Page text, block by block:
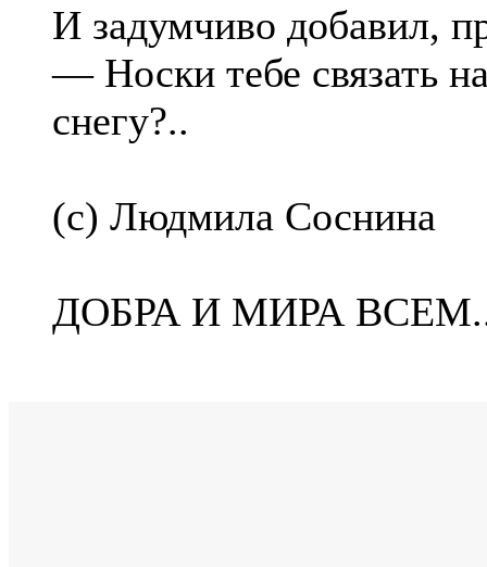
И задумчиво добавил,
— Носки тебе связать
снегу?..
(с) Людмила Соснина
ДОБРА И МИРА